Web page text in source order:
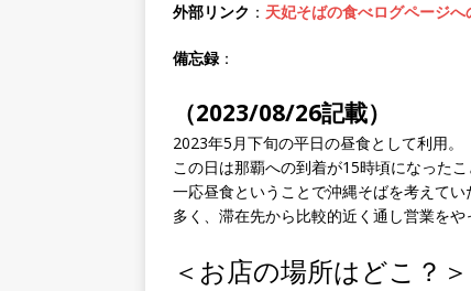
外部リンク ： 天妃そばの食べログページへ
備忘録 ：
（2023/08/26記載）
2023年5月下旬の平日の昼食として利用。
この日は那覇への到着が15時頃になった
一応昼食ということで沖縄そばを考えて
多く、滞在先から比較的近く通し営業を
＜お店の場所はどこ？＞